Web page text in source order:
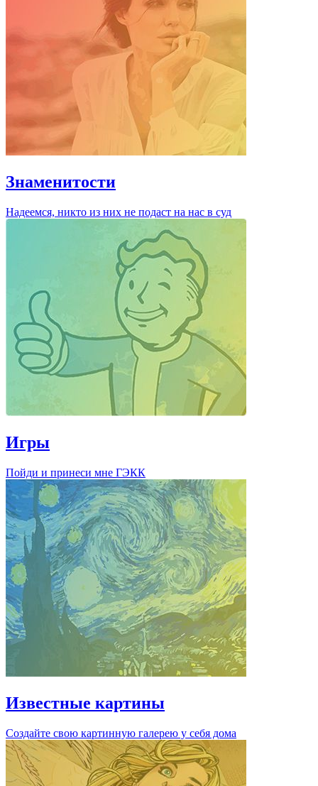
Знаменитости
Надеемся, никто из них не подаст на нас в суд
Игры
Пойди и принеси мне ГЭКК
Известные картины
Создайте свою картинную галерею у себя дома